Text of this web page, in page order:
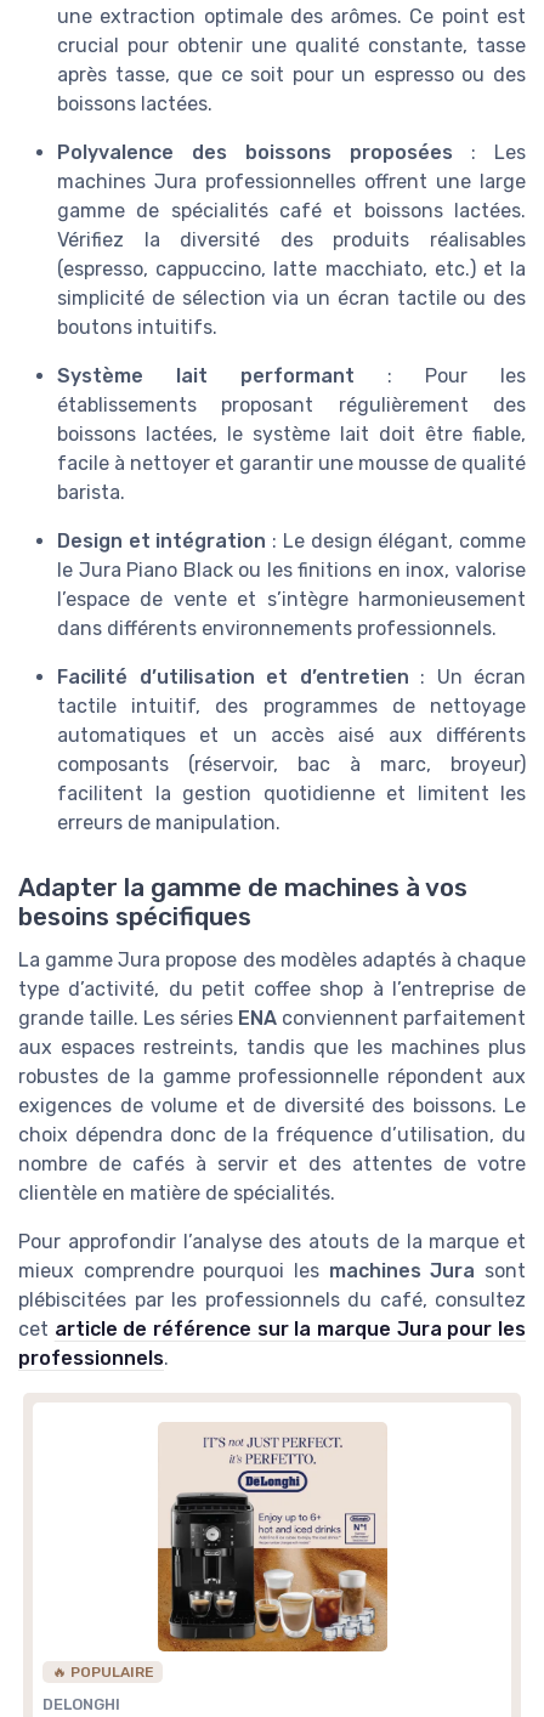
une extraction optimale des arômes. Ce point est
crucial pour obtenir une qualité constante, tasse
après tasse, que ce soit pour un espresso ou des
boissons lactées.
Polyvalence des boissons proposées : Les
machines Jura professionnelles offrent une large
gamme de spécialités café et boissons lactées.
Vérifiez la diversité des produits réalisables
(espresso, cappuccino, latte macchiato, etc.) et la
simplicité de sélection via un écran tactile ou des
boutons intuitifs.
Système lait performant : Pour les
établissements proposant régulièrement des
boissons lactées, le système lait doit être fiable,
facile à nettoyer et garantir une mousse de qualité
barista.
Design et intégration : Le design élégant, comme
le Jura Piano Black ou les finitions en inox, valorise
l’espace de vente et s’intègre harmonieusement
dans différents environnements professionnels.
Facilité d’utilisation et d’entretien : Un écran
tactile intuitif, des programmes de nettoyage
automatiques et un accès aisé aux différents
composants (réservoir, bac à marc, broyeur)
facilitent la gestion quotidienne et limitent les
erreurs de manipulation.
Adapter la gamme de machines à vos
besoins spécifiques
La gamme Jura propose des modèles adaptés à chaque
type d’activité, du petit coffee shop à l’entreprise de
grande taille. Les séries ENA conviennent parfaitement
aux espaces restreints, tandis que les machines plus
robustes de la gamme professionnelle répondent aux
exigences de volume et de diversité des boissons. Le
choix dépendra donc de la fréquence d’utilisation, du
nombre de cafés à servir et des attentes de votre
clientèle en matière de spécialités.
Pour approfondir l’analyse des atouts de la marque et
mieux comprendre pourquoi les machines Jura sont
plébiscitées par les professionnels du café, consultez
cet article de référence sur la marque Jura pour les
professionnels.
🔥 POPULAIRE
DELONGHI